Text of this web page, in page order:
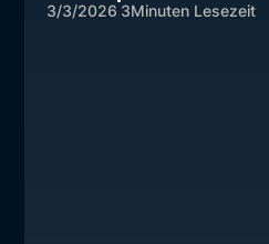
3/3/2026 3Minuten Lesezeit